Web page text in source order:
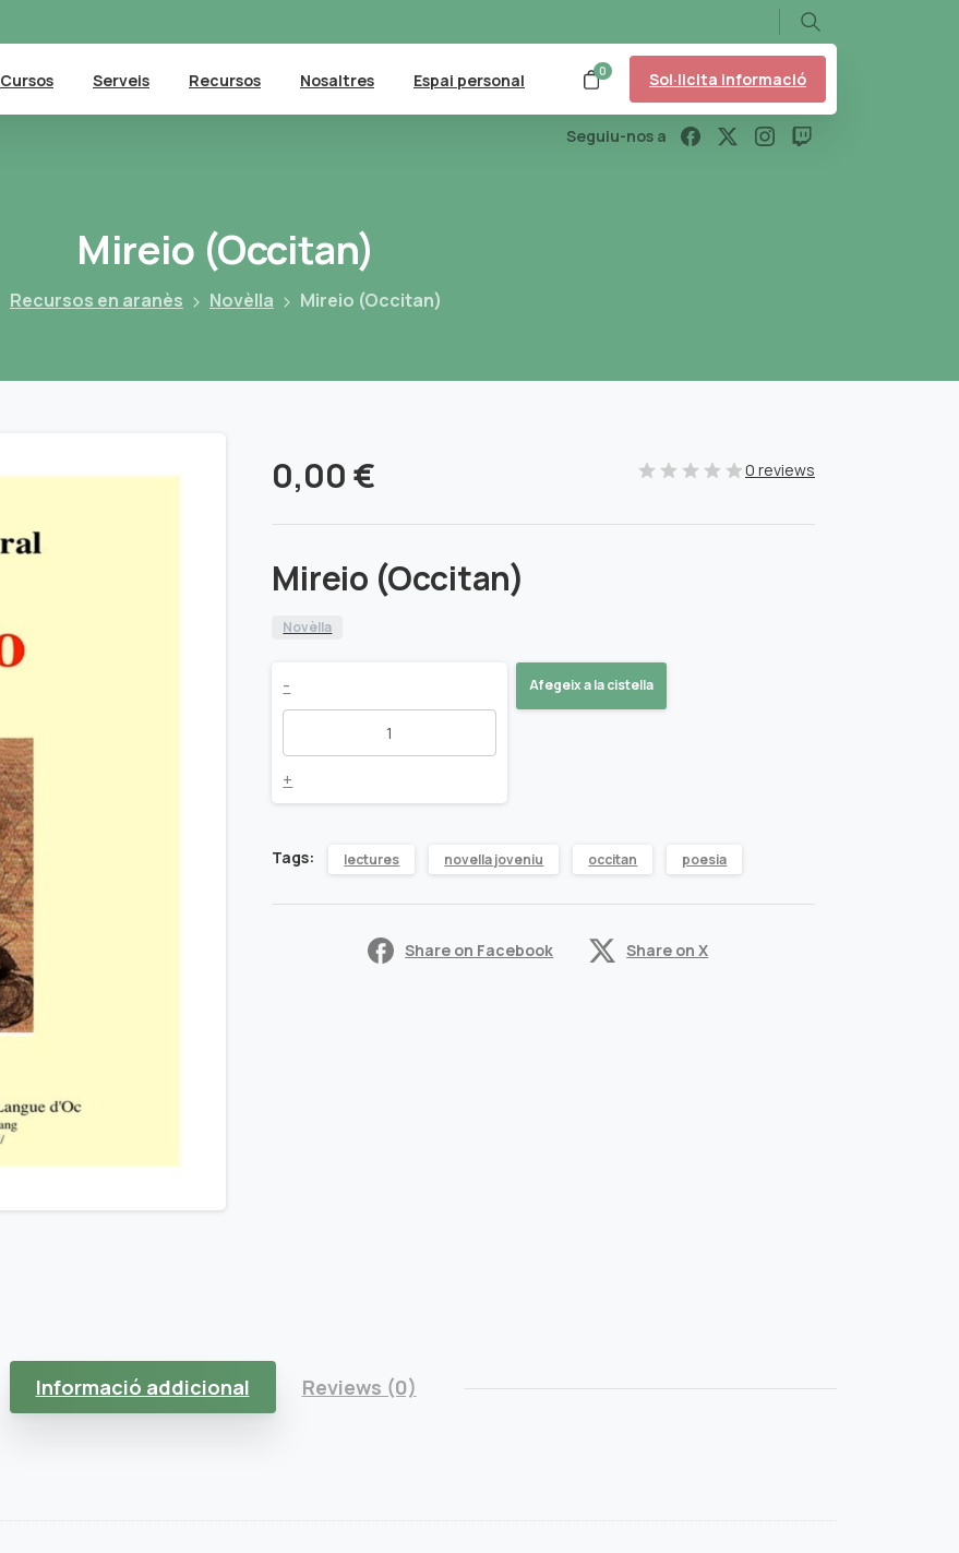
Search
Cursos Serveis Recursos Nosaltres Espai personal 0 Sol·licita informació
Seguiu-nos a
Mireio (Occitan)
Recursos en aranès Novèlla Mireio (Occitan)
0,00€ 0 reviews
Mireio (Occitan)
Novèlla
Mireio
quantity
-
+
Afegeix a la cistella
Tags: lectures novella joveniu occitan poesia
Share on Facebook Share on X
Informació addicional Reviews (0)